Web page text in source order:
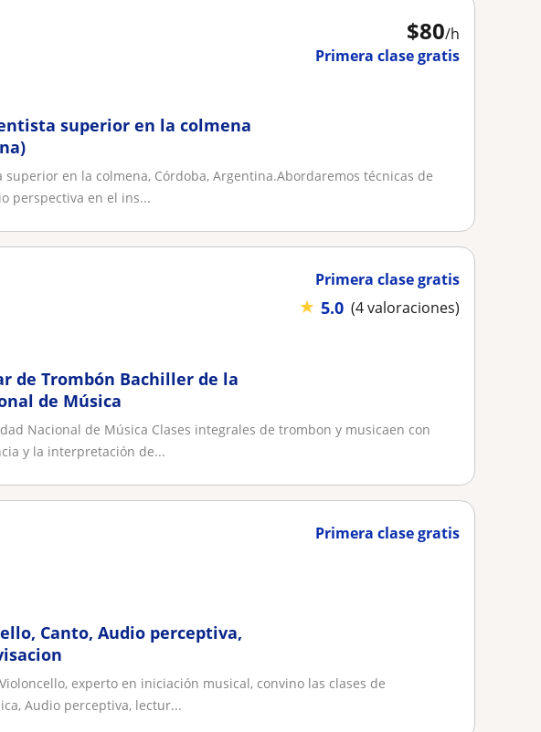
$80/h
Primera clase gratis
superior en la colmena
en la colmena, Córdoba, Argentina.Abordaremos técnicas de
perspectiva en el ins...
Primera clase gratis
★ 5.0 (4 valoraciones)
de Trombón Bachiller de la
de Música
Nacional de Música Clases integrales de trombon y musicaen con
y la interpretación de...
Primera clase gratis
Canto, Audio perceptiva,
experto en iniciación musical, convino las clases de
Audio perceptiva, lectur...